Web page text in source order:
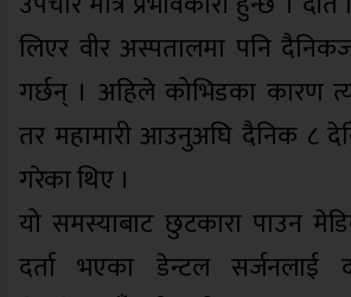
लिएर वीर अस्पतालमा पनि
गर्छन् । अहिले कोभिडका
तर महामारी आउनुअघि दैनिक ८
गरेका थिए ।
यो समस्याबाट छुटकारा पाउन
दर्ता भएका डेन्टल सर्जनलाई